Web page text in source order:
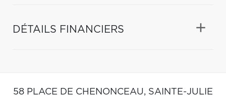
DÉTAILS FINANCIERS
58 PLACE DE CHENONCEAU, SAINTE-JULIE